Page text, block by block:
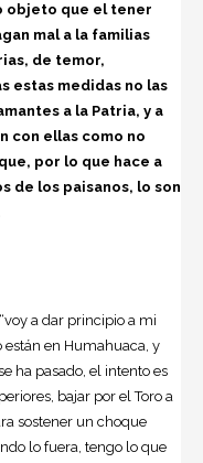
objeto que el tener
mal a la familias
de temor,
estas medidas no las
a la Patria, y a
con ellas como no
por lo que hace a
de los paisanos, lo son
a dar principio a mi
en Humahuaca, y
ha pasado, el intento es
bajar por el Toro a
sostener un choque
lo fuera, tengo lo que